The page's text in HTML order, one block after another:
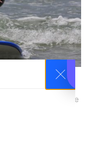
le jour à La
l’époque dans le
comme peu propice
des marées
même
[…]